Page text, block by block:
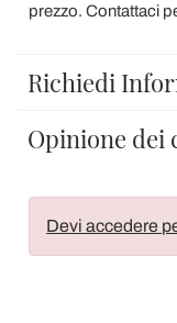
prezzo. Contattaci
Richiedi
Opinione dei
Devi accedere